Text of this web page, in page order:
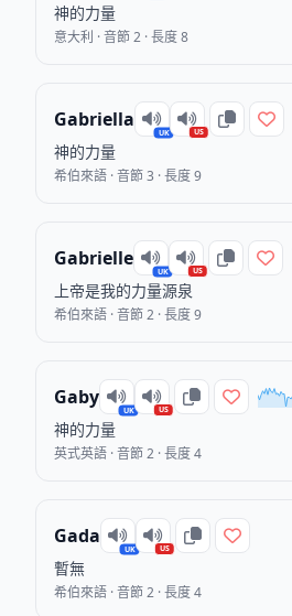
神的力量
意大利 · 音節 2 · 長度 8
Gabriella
UK US
神的力量
希伯來語 · 音節 3 · 長度 9
Gabrielle
UK US
上帝是我的力量源泉
希伯來語 · 音節 2 · 長度 9
Gaby
UK US
神的力量
英式英語 · 音節 2 · 長度 4
Gada
UK US
暫無
希伯來語 · 音節 2 · 長度 4